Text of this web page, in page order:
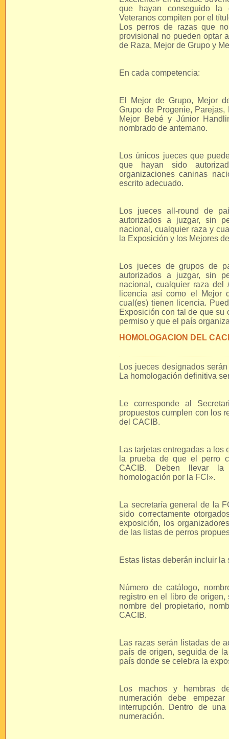
que hayan conseguido la
Veteranos compiten por el
Los perros de razas que
provisional no pueden optar
de Raza, Mejor de Grupo y
En cada competencia:
El Mejor de Grupo, Mejor
Grupo de Progenie, Parejas,
Mejor Bebé y Júnior
nombrado de antemano.
Los únicos jueces que
que hayan sido
organizaciones caninas
escrito adecuado.
Los jueces all-round de
autorizados a juzgar, sin
nacional, cualquier raza y
la Exposición y los Mejores
Los jueces de grupos de
autorizados a juzgar, sin
nacional, cualquier raza del
licencia así como el Mejor
cual(es) tienen licencia.
Exposición con tal de que
permiso y que el país
HOMOLOGACION DEL
Los jueces designados
La homologación definitiva
Le corresponde al
propuestos cumplen con los
del CACIB.
Las tarjetas entregadas a los
la prueba de que el perro
CACIB. Deben llevar la
homologación por la FCI».
La secretaría general de la
sido correctamente
exposición, los
de las listas de perros
Estas listas deberán incluir la
Número de catálogo,
registro en el libro de origen,
nombre del propietario,
CACIB.
Las razas serán listadas de
país de origen, seguida de
país donde se celebra la
Los machos y hembras
numeración debe
interrupción. Dentro de
numeración.